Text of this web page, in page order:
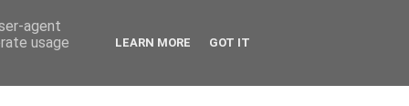
agent
usage
LEARN MORE GOT IT